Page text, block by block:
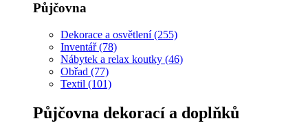
Půjčovna
Dekorace a osvětlení (255)
Inventář (78)
Nábytek a relax koutky (46)
Obřad (77)
Textil (101)
Půjčovna dekorací a doplňků